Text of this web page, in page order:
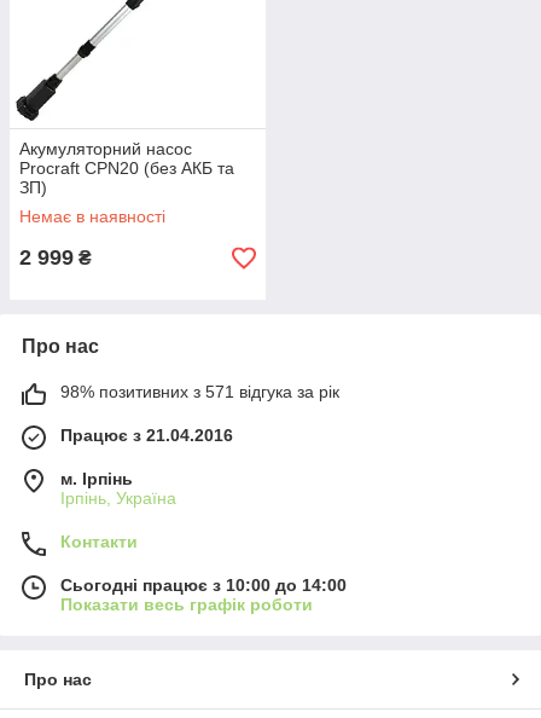
Акумуляторний насос
Procraft CPN20 (без АКБ та
ЗП)
Немає в наявності
2 999 ₴
Про нас
98% позитивних з 571 відгука за рік
Працює з 21.04.2016
м. Ірпінь
Ірпінь, Україна
Контакти
Сьогодні працює з 10:00 до 14:00
Показати весь графік роботи
Про нас